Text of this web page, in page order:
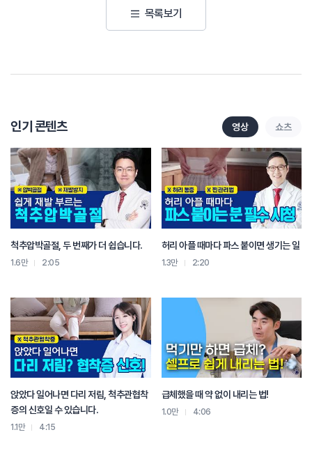
목록보기
인기 콘텐츠 영상 쇼츠
척추압박골절, 두 번째가 더 쉽습니다.
1.6만 2:05
허리 아플 때마다 파스 붙이면 생기는 일
1.3만 2:20
앉았다 일어나면 다리 저림, 척추관협착
증의 신호일 수 있습니다.
1.1만 4:15
급체했을 때 약 없이 내리는 법!
1.0만 4:06